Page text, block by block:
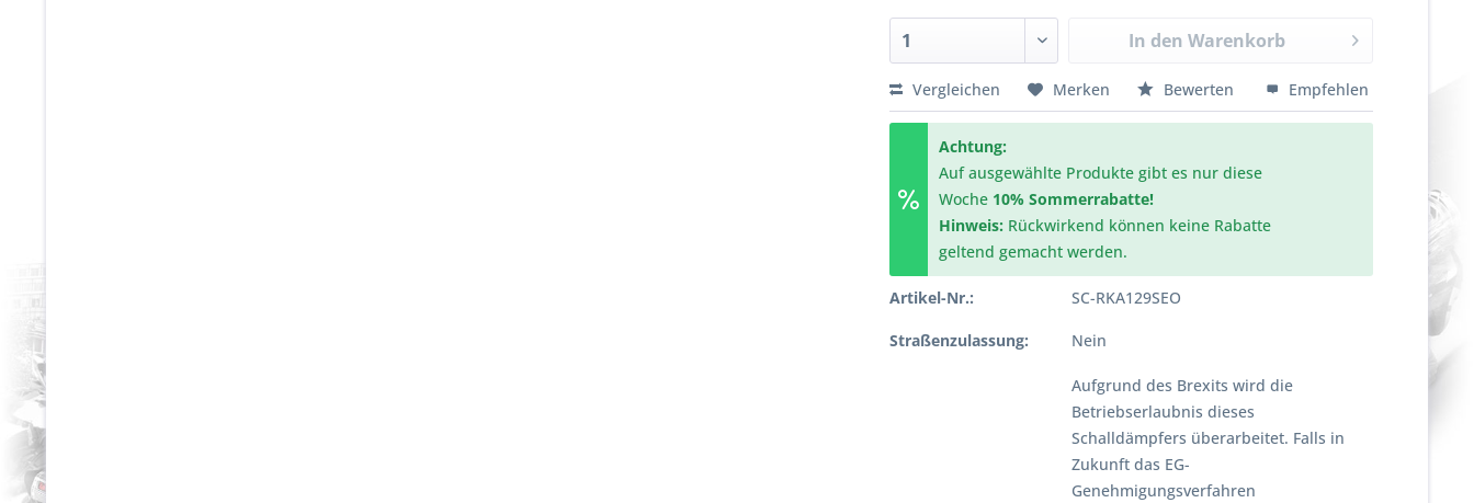
In den Warenkorb
Vergleichen Merken Bewerten Empfehlen
Achtung:
Auf ausgewählte Produkte gibt es nur diese
Woche 10% Sommerrabatte!
Hinweis: Rückwirkend können keine Rabatte
geltend gemacht werden.
Artikel-Nr.: SC-RKA129SEO
Straßenzulassung: Nein
Aufgrund des Brexits wird die
Betriebserlaubnis dieses
Schalldämpfers überarbeitet. Falls in
Zukunft das EG-
Genehmigungsverfahren